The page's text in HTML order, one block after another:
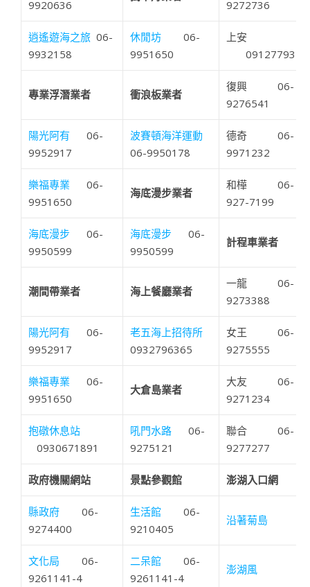
9920636 9272736
逍遙遊海之旅 06-
9932158
休閒坊 06-
9951650
上安
0912779321
專業浮潛業者 衝浪板業者
復興 06-
9276541
陽光阿有 06-
9952917
波賽頓海洋運動
06-9950178
德奇 06-
9971232
樂福專業
06-
9951650
海底漫步業者
和樺 06-
927-7199
海底漫步
06-
9950599
海底漫步
06-
9950599
計程車業者
潮間帶業者 海上餐廳業者
一龍 06-
9273388
陽光阿有 06-
9952917
老五海上招待所
0932796365
女王 06-
9275555
樂福專業 06-
9951650
大倉島業者
大友 06-
9271234
抱礅休息站
0930671891
吼門水路
06-
9275121
聯合 06-
9277277
政府機關網站 景點參觀館 澎湖入口網
縣政府 06-
9274400
生活館 06-
9210405
沿著菊島
文化局 06-
9261141-4
二呆館 06-
9261141-4
澎湖風